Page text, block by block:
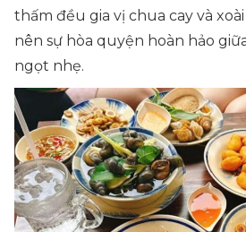
thấm đều gia vị chua cay và
nên sự hòa quyện hoàn hảo
ngọt nhẹ.